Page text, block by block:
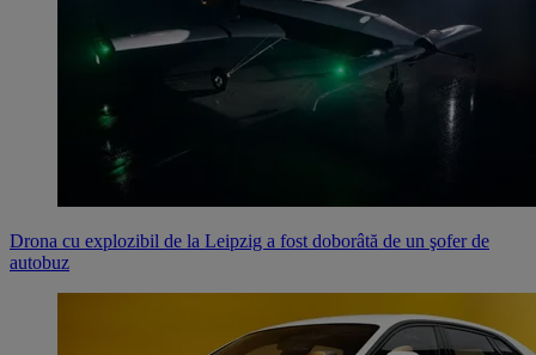
Drona cu explozibil de la Leipzig a fost doborâtă de un şofer de
autobuz